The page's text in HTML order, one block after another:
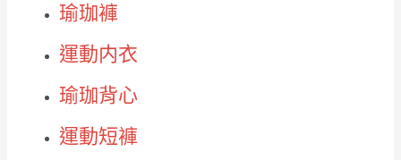
瑜珈褲
運動内衣
瑜珈背心
運動短褲